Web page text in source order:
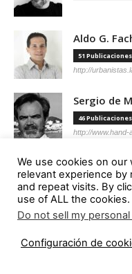
Aldo G.
51 Publicaciones
http://
Sergio de
46 Publicaciones
http://
Suscripción
We use cookies on
relevant experience by
and repeat visits. By
use of ALL the cookies.
Do not sell my
Configuración de